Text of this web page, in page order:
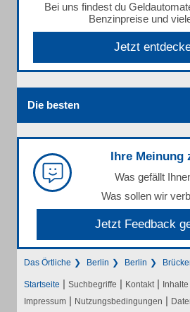
Bei uns findest du
Benzinpreise und
Jetzt
Die besten
Ihre Meinung
Was gefällt
Was sollen wir
Jetzt Feedback
Das Örtliche Berlin Berlin
Startseite | Suchbegriffe | Kontakt |
Impressum | Nutzungsbedingungen |